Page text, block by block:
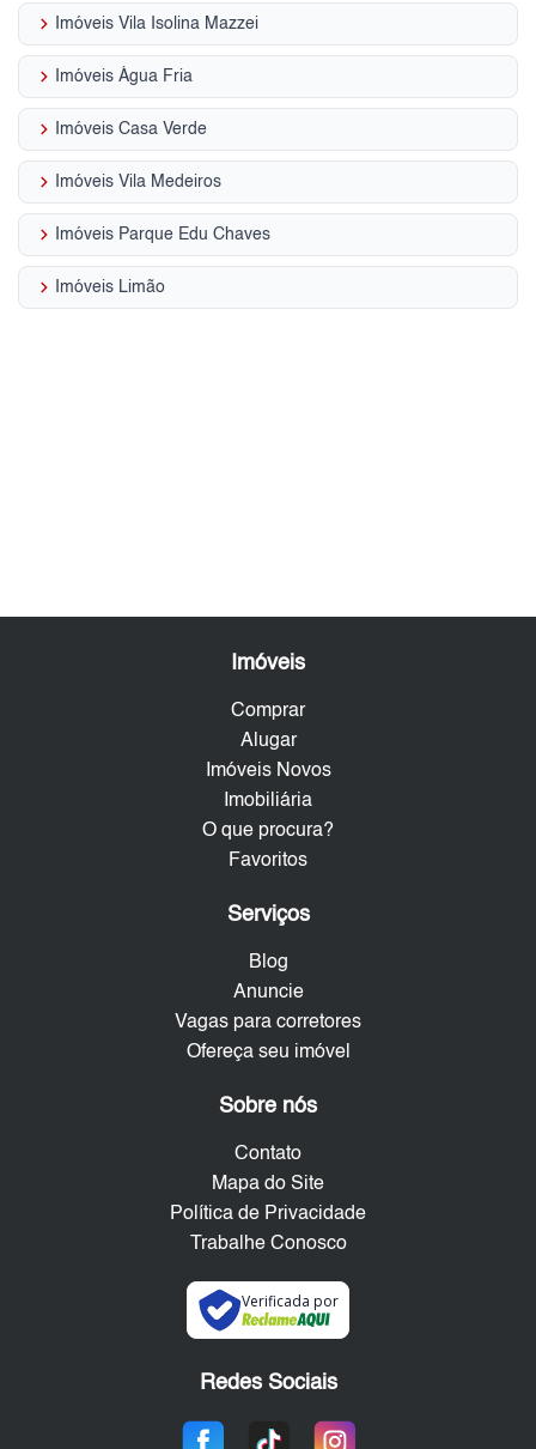
keyboard_arrow_right Imóveis Vila Isolina Mazzei
keyboard_arrow_right Imóveis Água Fria
keyboard_arrow_right Imóveis Casa Verde
keyboard_arrow_right Imóveis Vila Medeiros
keyboard_arrow_right Imóveis Parque Edu Chaves
keyboard_arrow_right Imóveis Limão
Imóveis
Comprar
Alugar
Imóveis Novos
Imobiliária
O que procura?
Favoritos
Serviços
Blog
Anuncie
Vagas para corretores
Ofereça seu imóvel
Sobre nós
Contato
Mapa do Site
Política de Privacidade
Trabalhe Conosco
Verificada por
Redes Sociais